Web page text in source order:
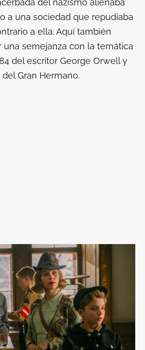
a una sociedad que repudiaba
a ella. Aquí también
una semejanza con la temática
del escritor George Orwell y
Gran Hermano.